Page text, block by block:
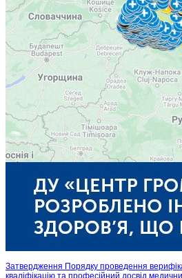
Затвердження Порядку проведення
кваліфікацію та професійний досвід